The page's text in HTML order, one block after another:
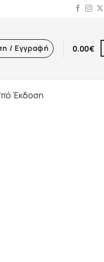
/ Εγγραφή 0.00€
Έκδοση